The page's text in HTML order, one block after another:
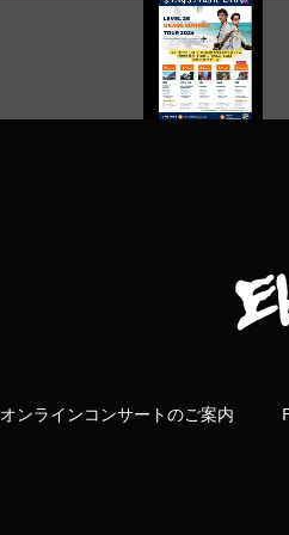
オンラインコンサートのご案内